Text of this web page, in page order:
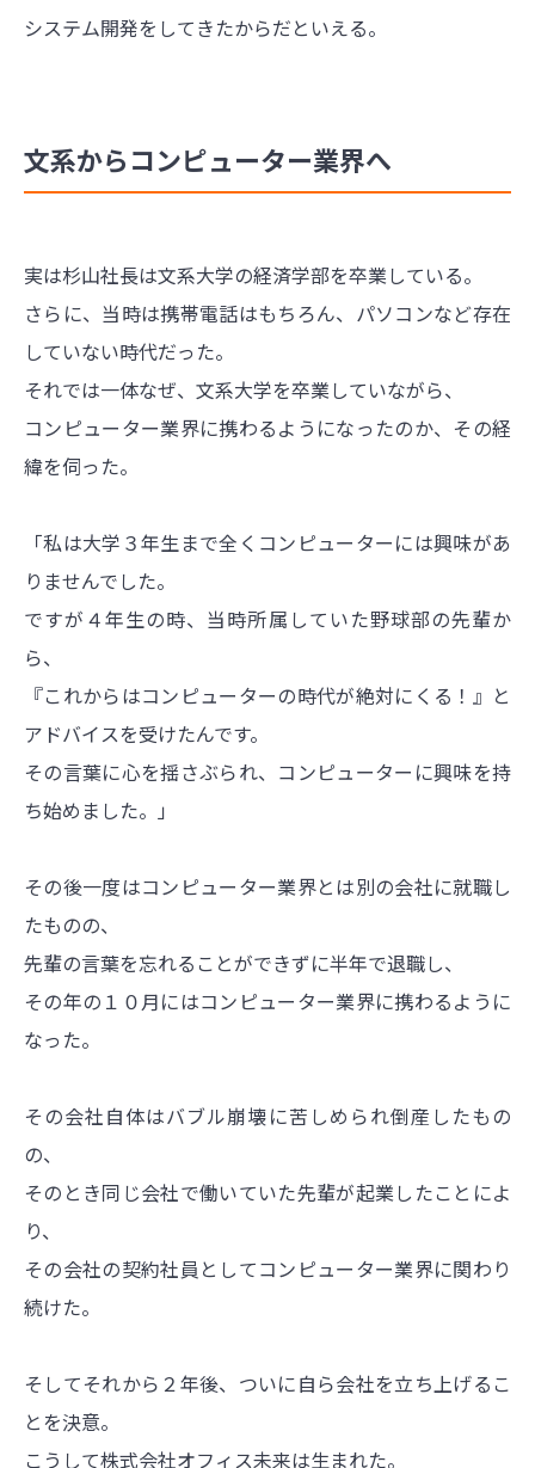
システム開発をしてきたからだといえる。
文系からコンピューター業界へ
実は杉山社長は文系大学の経済学部を卒業している。
さらに、当時は携帯電話はもちろん、パソコンなど存在
していない時代だった。
それでは一体なぜ、文系大学を卒業していながら、
コンピューター業界に携わるようになったのか、その経
緯を伺った。
「私は大学３年生まで全くコンピューターには興味があ
りませんでした。
ですが４年生の時、当時所属していた野球部の先輩か
ら、
『これからはコンピューターの時代が絶対にくる！』と
アドバイスを受けたんです。
その言葉に心を揺さぶられ、コンピューターに興味を持
ち始めました。」
その後一度はコンピューター業界とは別の会社に就職し
たものの、
先輩の言葉を忘れることができずに半年で退職し、
その年の１０月にはコンピューター業界に携わるように
なった。
その会社自体はバブル崩壊に苦しめられ倒産したもの
の、
そのとき同じ会社で働いていた先輩が起業したことによ
り、
その会社の契約社員としてコンピューター業界に関わり
続けた。
そしてそれから２年後、ついに自ら会社を立ち上げるこ
とを決意。
こうして株式会社オフィス未来は生まれた。